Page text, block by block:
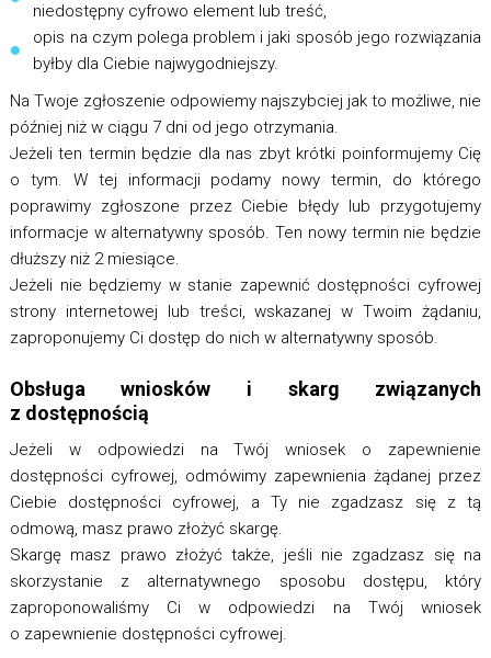
niedostępny cyfrowo element lub treść,
opis na czym polega problem i jaki sposób jego rozwiązania
byłby dla Ciebie najwygodniejszy.
Na Twoje zgłoszenie odpowiemy najszybciej jak to możliwe, nie
później niż w ciągu 7 dni od jego otrzymania.
Jeżeli ten termin będzie dla nas zbyt krótki poinformujemy Cię
o tym. W tej informacji podamy nowy termin, do którego
poprawimy zgłoszone przez Ciebie błędy lub przygotujemy
informacje w alternatywny sposób. Ten nowy termin nie będzie
dłuższy niż 2 miesiące.
Jeżeli nie będziemy w stanie zapewnić dostępności cyfrowej
strony internetowej lub treści, wskazanej w Twoim żądaniu,
zaproponujemy Ci dostęp do nich w alternatywny sposób.
Obsługa wniosków i skarg związanych
z dostępnością
Jeżeli w odpowiedzi na Twój wniosek o zapewnienie
dostępności cyfrowej, odmówimy zapewnienia żądanej przez
Ciebie dostępności cyfrowej, a Ty nie zgadzasz się z tą
odmową, masz prawo złożyć skargę.
Skargę masz prawo złożyć także, jeśli nie zgadzasz się na
skorzystanie z alternatywnego sposobu dostępu, który
zaproponowaliśmy Ci w odpowiedzi na Twój wniosek
o zapewnienie dostępności cyfrowej.